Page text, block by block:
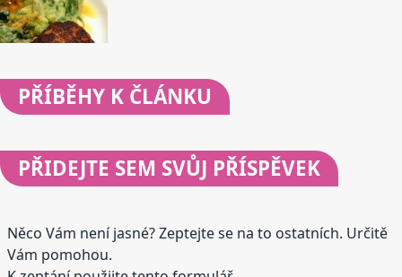
PŘÍBĚHY K ČLÁNKU
PŘIDEJTE SEM SVŮJ PŘÍSPĚVEK
Něco Vám není jasné? Zeptejte se na to ostatních. Určitě
Vám pomohou.